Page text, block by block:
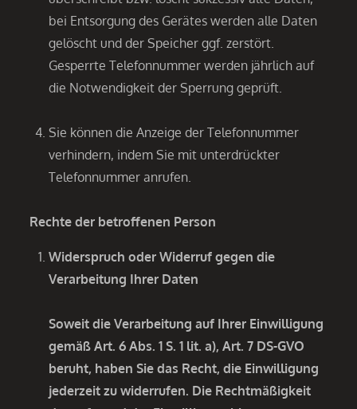
bei Entsorgung des Gerätes werden alle Daten
gelöscht und der Speicher ggf. zerstört.
Gesperrte Telefonnummer werden jährlich auf
die Notwendigkeit der Sperrung geprüft.
Sie können die Anzeige der Telefonnummer
verhindern, indem Sie mit unterdrückter
Telefonnummer anrufen.
Rechte der betroffenen Person
Widerspruch oder Widerruf gegen die
Verarbeitung Ihrer Daten
Soweit die Verarbeitung auf Ihrer Einwilligung
gemäß Art. 6 Abs. 1 S. 1 lit. a), Art. 7 DS-GVO
beruht, haben Sie das Recht, die Einwilligung
jederzeit zu widerrufen. Die Rechtmäßigkeit